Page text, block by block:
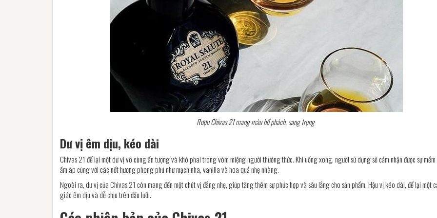
Rượu Chivas 21 mang màu hổ phách, sang trọng
Dư vị êm dịu, kéo dài
Chivas 21 để lại một dư vị vô cùng ấn tượng và khó phai trong vòm miệng người thưởng thức. Khi uống xong, người sử dụng sẽ cảm nhận được sự mềm
ấm áp cùng với các nốt hương phong phú như mạch nha, vanilla và hoa quả nhẹ nhàng.
Ngoài ra, dư vị của Chivas 21 còn mang đến một chút vị đắng nhẹ, giúp tăng thêm sự phức hợp và sâu lắng cho sản phẩm. Hậu vị kéo dài, để lại một
giác êm dịu và dễ chịu trên đầu lưỡi.